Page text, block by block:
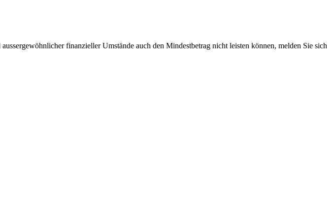
finanzieller Umstände auch den Mindestbetrag nicht leisten können, melden Sie sich